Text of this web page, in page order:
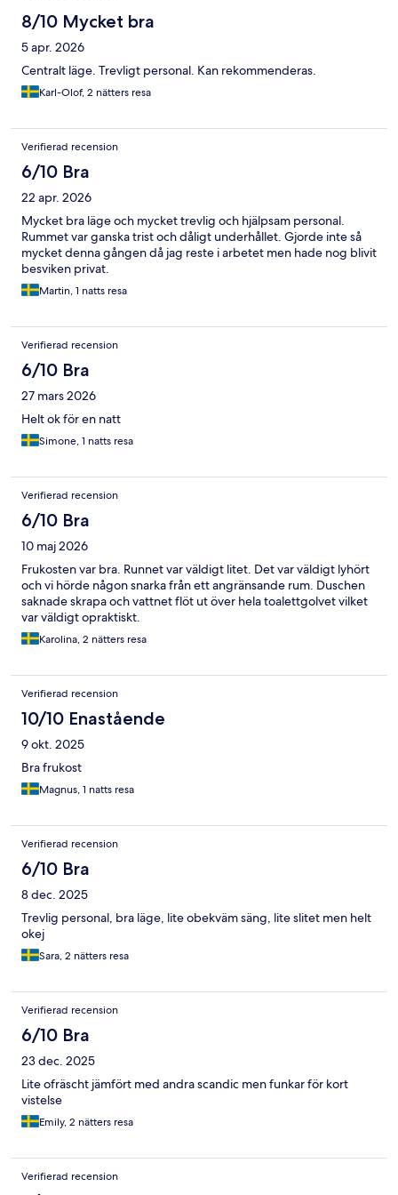
8/10 Mycket bra
5 apr. 2026
Centralt läge. Trevligt personal. Kan rekommenderas.
Karl-Olof, 2 nätters resa
Verifierad recension
6/10 Bra
22 apr. 2026
Mycket bra läge och mycket trevlig och hjälpsam personal.
Rummet var ganska trist och dåligt underhållet. Gjorde inte så
mycket denna gången då jag reste i arbetet men hade nog blivit
besviken privat.
Martin, 1 natts resa
Verifierad recension
6/10 Bra
27 mars 2026
Helt ok för en natt
Simone, 1 natts resa
Verifierad recension
6/10 Bra
10 maj 2026
Frukosten var bra. Runnet var väldigt litet. Det var väldigt lyhört
och vi hörde någon snarka från ett angränsande rum. Duschen
saknade skrapa och vattnet flöt ut över hela toalettgolvet vilket
var väldigt opraktiskt.
Karolina, 2 nätters resa
Verifierad recension
10/10 Enastående
9 okt. 2025
Bra frukost
Magnus, 1 natts resa
Verifierad recension
6/10 Bra
8 dec. 2025
Trevlig personal, bra läge, lite obekväm säng, lite slitet men helt
okej
Sara, 2 nätters resa
Verifierad recension
6/10 Bra
23 dec. 2025
Lite ofräscht jämfört med andra scandic men funkar för kort
vistelse
Emily, 2 nätters resa
Verifierad recension